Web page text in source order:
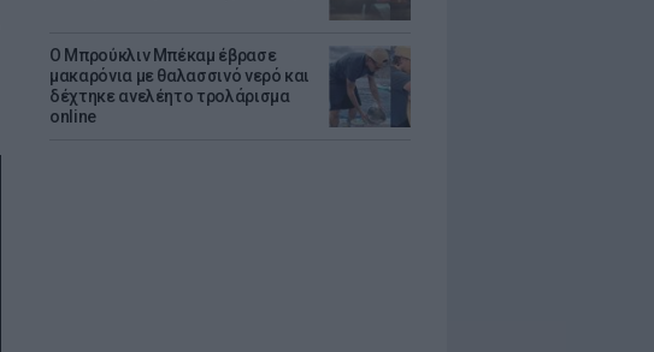
Ο Μπρούκλιν Μπέκαμ έβρασε
μακαρόνια με θαλασσινό νερό και
δέχτηκε ανελέητο τρολάρισμα
online